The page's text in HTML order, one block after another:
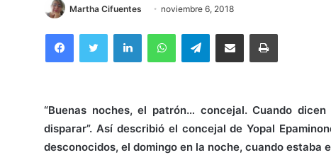
Martha Cifuentes noviembre 6, 2018
FacebookTwitter LinkedInWhatsAppTelegramCompartir por correo electrónicoImprimir
“Buenas noches, el patrón… concejal. Cuando
disparar”. Así describió el concejal de Yopal
desconocidos, el domingo en la noche, cuando estaba